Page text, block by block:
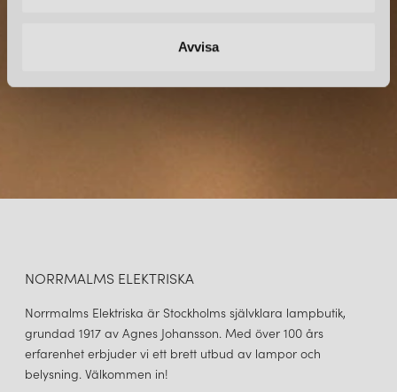
Avvisa
NORRMALMS ELEKTRISKA
Norrmalms Elektriska är Stockholms självklara lampbutik,
grundad 1917 av Agnes Johansson. Med över 100 års
erfarenhet erbjuder vi ett brett utbud av lampor och
belysning. Välkommen in!